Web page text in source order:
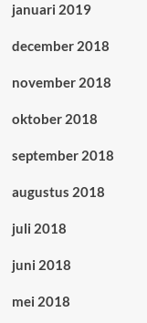
januari 2019
december 2018
november 2018
oktober 2018
september 2018
augustus 2018
juli 2018
juni 2018
mei 2018